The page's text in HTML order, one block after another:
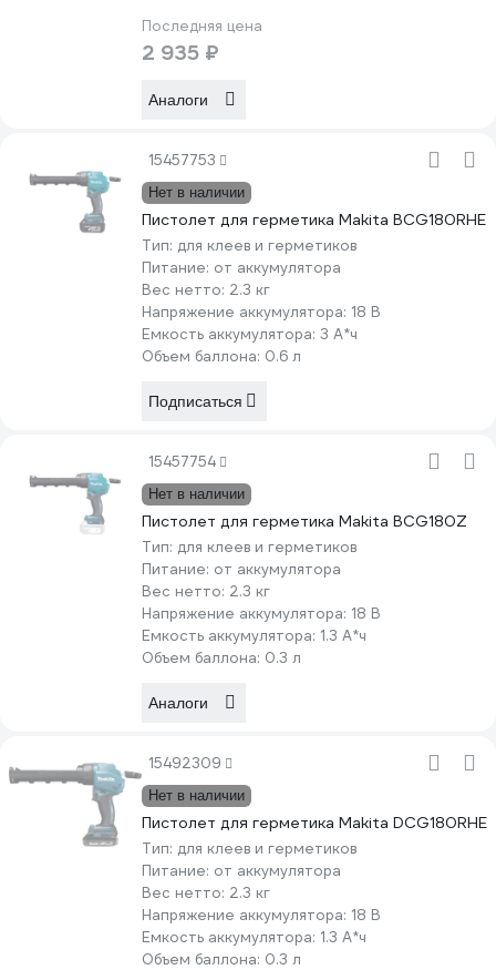
Последняя цена
2 935 ₽
Аналоги
15457753
Нет в наличии
Пистолет для герметика Makita BCG180RHE
Тип: для клеев и герметиков
Питание: от аккумулятора
Вес нетто: 2.3 кг
Напряжение аккумулятора: 18 В
Емкость аккумулятора: 3 А*ч
Объем баллона: 0.6 л
Подписаться
15457754
Нет в наличии
Пистолет для герметика Makita BCG180Z
Тип: для клеев и герметиков
Питание: от аккумулятора
Вес нетто: 2.3 кг
Напряжение аккумулятора: 18 В
Емкость аккумулятора: 1.3 А*ч
Объем баллона: 0.3 л
Аналоги
15492309
Нет в наличии
Пистолет для герметика Makita DCG180RHE
Тип: для клеев и герметиков
Питание: от аккумулятора
Вес нетто: 2.3 кг
Напряжение аккумулятора: 18 В
Емкость аккумулятора: 1.3 А*ч
Объем баллона: 0.3 л